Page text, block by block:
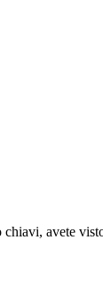
avete